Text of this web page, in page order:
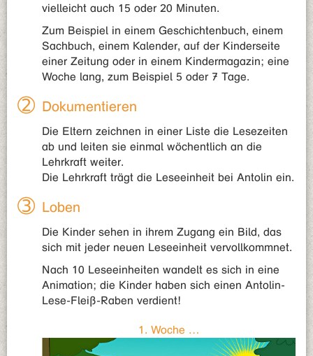
vielleicht auch 15 oder 20 Minuten.
Zum Beispiel in einem Geschichtenbuch, einem
Sachbuch, einem Kalender, auf der Kinderseite
einer Zeitung oder in einem Kindermagazin; eine
Woche lang, zum Beispiel 5 oder 7 Tage.
Dokumentieren
Die Eltern zeichnen in einer Liste die Lesezeiten
ab und leiten sie einmal wöchentlich an die
Lehrkraft weiter.
Die Lehrkraft trägt die Leseeinheit bei Antolin ein.
Loben
Die Kinder sehen in ihrem Zugang ein Bild, das
sich mit jeder neuen Leseeinheit vervollkommnet.
Nach 10 Leseeinheiten wandelt es sich in eine
Animation; die Kinder haben sich einen Antolin-
Lese-Fleiß-Raben verdient!
1. Woche …